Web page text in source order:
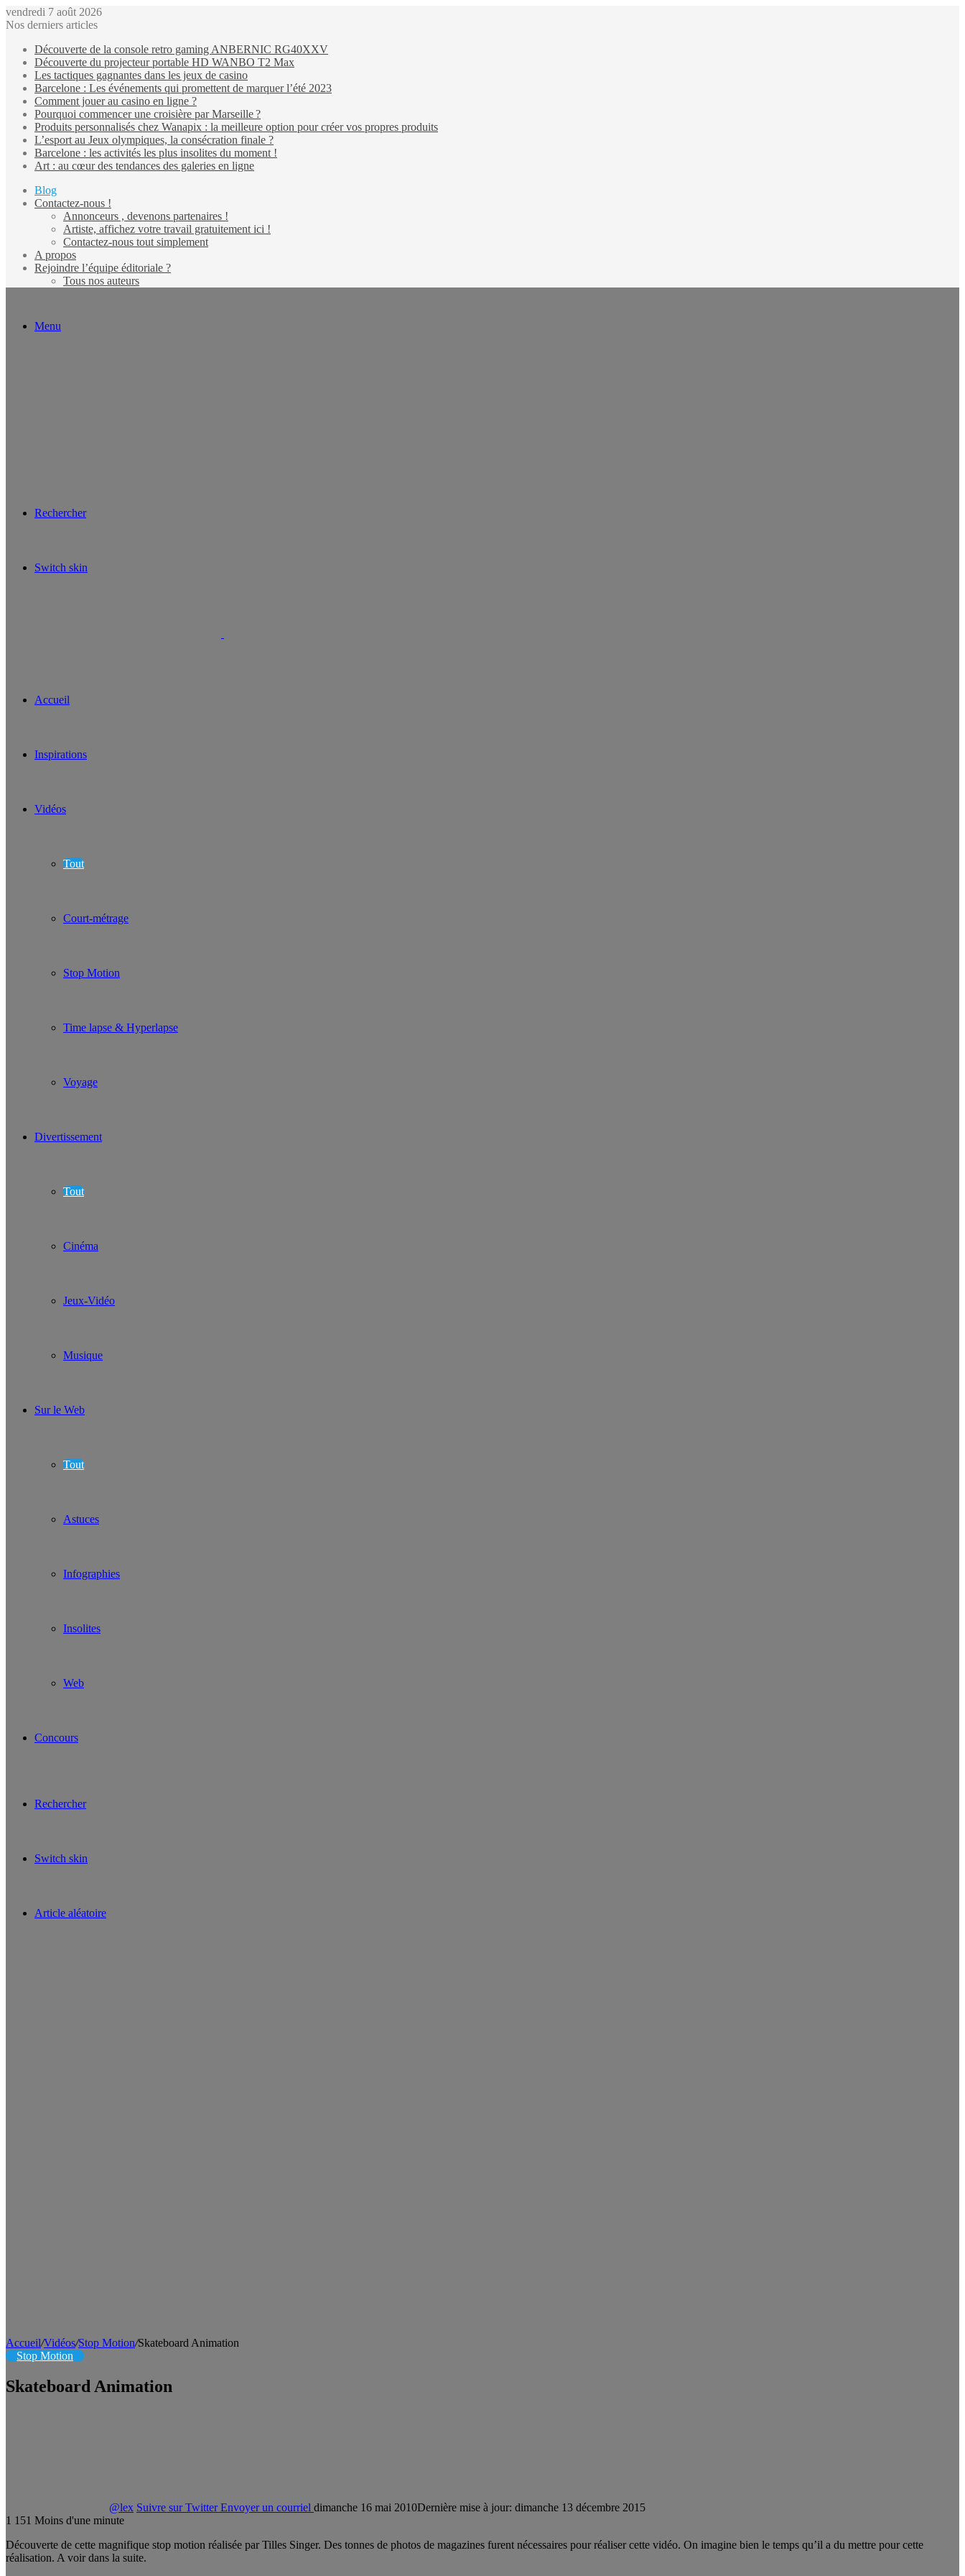
vendredi 7 août 2026
Nos derniers articles
Découverte de la console retro gaming ANBERNIC RG40XXV
Découverte du projecteur portable HD WANBO T2 Max
Les tactiques gagnantes dans les jeux de casino
Barcelone : Les événements qui promettent de marquer l’été 2023
Comment jouer au casino en ligne ?
Pourquoi commencer une croisière par Marseille ?
Produits personnalisés chez Wanapix : la meilleure option pour créer vos propres produits
L’esport au Jeux olympiques, la consécration finale ?
Barcelone : les activités les plus insolites du moment !
Art : au cœur des tendances des galeries en ligne
Blog
Contactez-nous !
Annonceurs , devenons partenaires !
Artiste, affichez votre travail gratuitement ici !
Contactez-nous tout simplement
A propos
Rejoindre l’équipe éditoriale ?
Tous nos auteurs
Menu
Rechercher
Switch skin
Accueil
Inspirations
Vidéos
Tout
Court-métrage
Stop Motion
Time lapse & Hyperlapse
Voyage
Divertissement
Tout
Cinéma
Jeux-Vidéo
Musique
Sur le Web
Tout
Astuces
Infographies
Insolites
Web
Concours
Rechercher
Switch skin
Article aléatoire
Accueil/Vidéos/Stop Motion/Skateboard Animation
Stop Motion
Skateboard Animation
@lex Suivre sur Twitter Envoyer un courriel dimanche 16 mai 2010Dernière mise à jour: dimanche 13 décembre 2015
1 151 Moins d'une minute
Découverte de cette magnifique stop motion réalisée par Tilles Singer. Des tonnes de photos de magazines furent nécessaires pour réaliser cette vidéo. On imagine bien le temps qu’il a du mettre pour cette
réalisation. A voir dans la suite.